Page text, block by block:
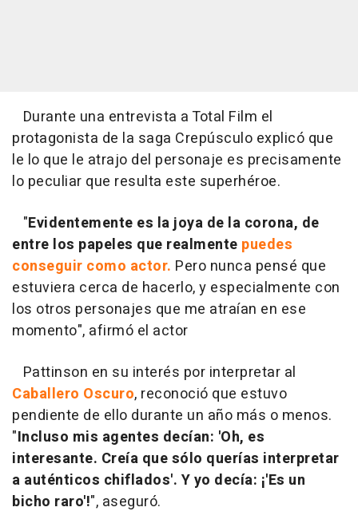
Durante una entrevista a Total Film el
protagonista de la saga Crepúsculo explicó que
le lo que le atrajo del personaje es precisamente
lo peculiar que resulta este superhéroe.
"Evidentemente es la joya de la corona, de
entre los papeles que realmente puedes
conseguir como actor. Pero nunca pensé que
estuviera cerca de hacerlo, y especialmente con
los otros personajes que me atraían en ese
momento", afirmó el actor
Pattinson en su interés por interpretar al
Caballero Oscuro, reconoció que estuvo
pendiente de ello durante un año más o menos.
"Incluso mis agentes decían: 'Oh, es
interesante. Creía que sólo querías interpretar
a auténticos chiflados'. Y yo decía: ¡'Es un
bicho raro'!", aseguró.